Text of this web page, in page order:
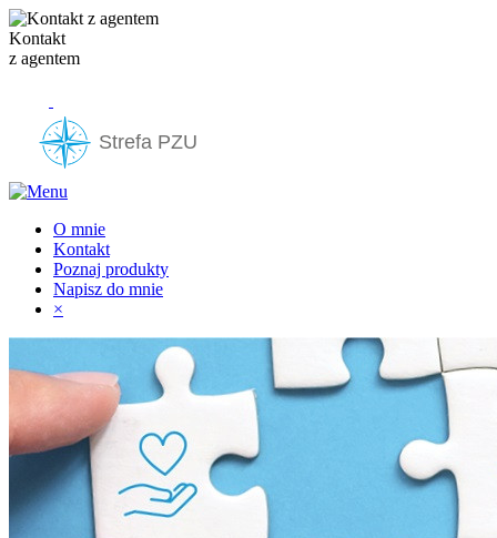
Kontakt
z agentem
O mnie
Kontakt
Poznaj produkty
Napisz do mnie
×